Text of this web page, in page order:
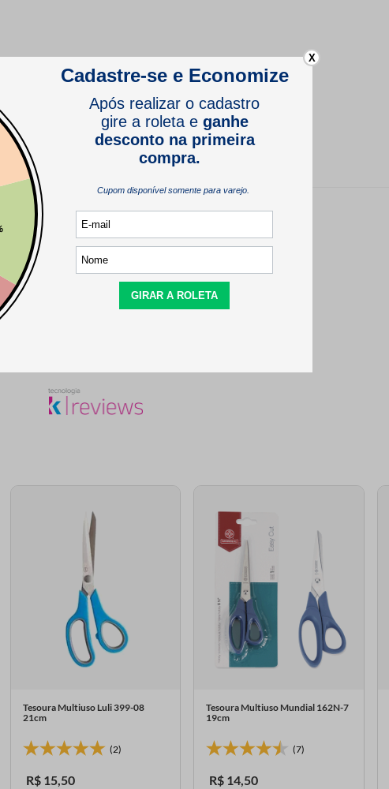
verificado
Este produto ainda não tem perguntas
Tesoura Multiuso Luli 399-08
21cm
(2)
R$ 15,50
Tesoura Multiuso Mundial 162N-7
19cm
(7)
R$ 14,50
X